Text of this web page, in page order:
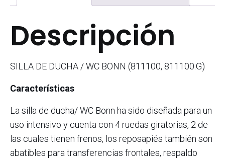
Descripción
SILLA DE DUCHA / WC BONN (811100, 811100.G)
Características
La silla de ducha/ WC Bonn ha sido diseñada para un
uso intensivo y cuenta con 4 ruedas giratorias, 2 de
las cuales tienen frenos, los reposapiés también son
abatibles para transferencias frontales, respaldo